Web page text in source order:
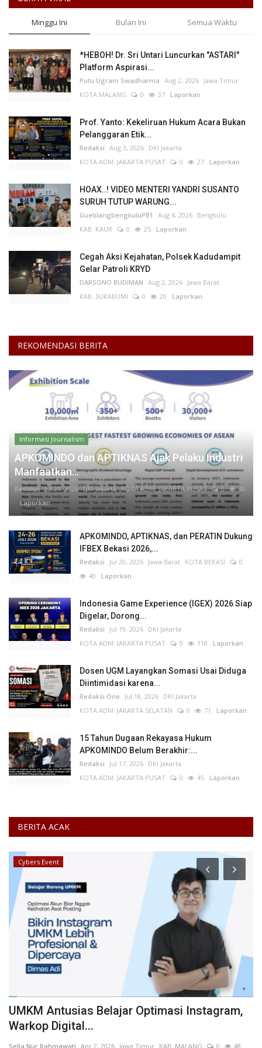
Minggu Ini Bulan Ini Semua Waktu
*HEBOH! Dr. Sri Untari Luncurkan "ASTARI"
Platform Aspirasi...
Putu Ugram Swadharma Aug 2, 2026 Jawa Timur
KOTA MALANG
0 37 Laporkan
Prof. Yanto: Kekeliruan Hukum Acara Bukan
Pelanggaran Etik...
Redaksi Aug 3, 2026 DKI Jakarta
KOTA ADM. JAKARTA PUSAT
0 27 Laporkan
HOAX..! VIDEO MENTERI YANDRI SUSANTO
SURUH TUTUP WARUNG...
GuetilangbengkuluPB1 Aug 4, 2026 Bengkulu
KAB. KAUR
0 25 Laporkan
Cegah Aksi Kejahatan, Polsek Kadudampit
Gelar Patroli KRYD
DARSONO BUDIMAN Aug 2, 2026 Jawa Barat
KAB. SUKABUMI
0 20 Laporkan
REKOMENDASI BERITA
Informasi Journalism
APKOMINDO dan APTIKNAS Ajak Pelaku Industri
Manfaatkan...
Redaksi Jul 21, 2026 DKI Jakarta KOTA ADM. JAKARTA PUSAT 0
40
Laporkan
APKOMINDO, APTIKNAS, dan PERATIN Dukung
IFBEX Bekasi 2026,...
Redaksi Jul 20, 2026 Jawa Barat KOTA BEKASI
0
40 Laporkan
Indonesia Game Experience (IGEX) 2026 Siap
Digelar, Dorong...
Redaksi Jul 19, 2026 DKI Jakarta
KOTA ADM. JAKARTA PUSAT
0 118 Laporkan
Dosen UGM Layangkan Somasi Usai Diduga
Diintimidasi karena...
Redaksi One Jul 18, 2026 DKI Jakarta
KOTA ADM. JAKARTA SELATAN
0 71 Laporkan
15 Tahun Dugaan Rekayasa Hukum
APKOMINDO Belum Berakhir:...
Redaksi Jul 17, 2026 DKI Jakarta
KOTA ADM. JAKARTA PUSAT
0 45 Laporkan
BERITA ACAK
Cybers Event
UMKM Antusias Belajar Optimasi Instagram,
Warkop Digital...
Sella Nur Rahmawati Apr 2, 2026 Jawa Timur KAB. MALANG 0
48